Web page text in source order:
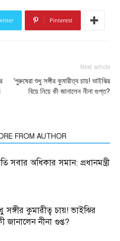
Pinterest
Next article
‘পুরুষেরা শুধু সঙ্গীর কুমারীত্ব চায়! ভাইঝির
বিয়ে নিয়ে কী জানালেন নীনা গুপ্ত?
FROM AUTHOR
সবার অধিকার সমান: প্রধানমন্ত্রী
সঙ্গীর কুমারীত্ব চায়! ভাইঝির
জানালেন নীনা গুপ্ত?